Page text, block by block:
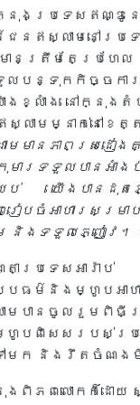
នុងប្រទេសឥណ្ឌូន
ឥស្លាមនៅប្រទេ
ានត្រឹមតែប្រហ
ទួលបន្ទុកកិច្ចកា
ាងខ្លាំង នៅក្នុ
លាមម្នាក់នៅខេត្
ាមមានភាពស្រដ
មារទទួលបានអ
យប់ យើងបានដុត
ៀបចំអាហារសម្រ
និងទទួលភ្ញៀវ។
តាប្រទេសអារ៉ា
បធម៌និងម្ហូបអា
មបានចូលរួមពិធី
ហូបពិសេសរបស់ប្
ៅមក និងរឹតចំណ
ងពិភពលោកក៏ដោយ ស្